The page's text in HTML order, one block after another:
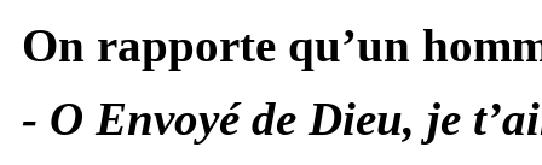
On rapporte qu’un
- O Envoyé de Dieu, je